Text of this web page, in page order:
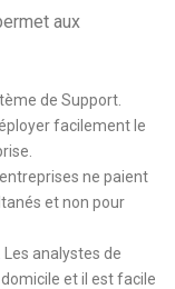
aux
de Support.
facilement le
ne paient
et non pour
analystes de
et il est facile